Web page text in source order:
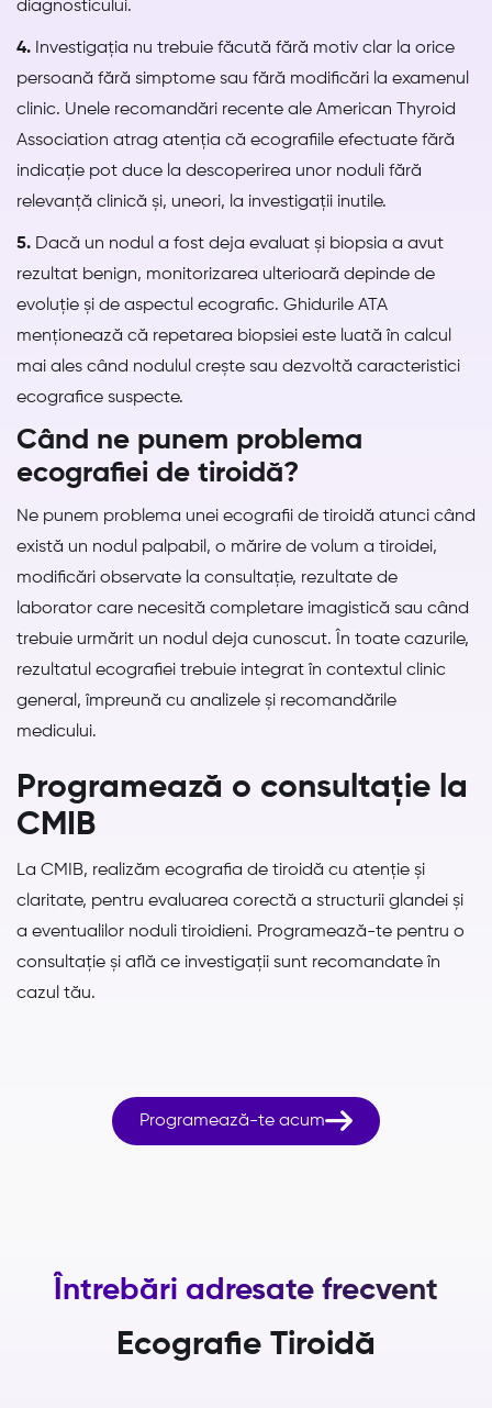
diagnosticului.
4. Investigația nu trebuie făcută fără motiv clar la orice
persoană fără simptome sau fără modificări la examenul
clinic. Unele recomandări recente ale American Thyroid
Association atrag atenția că ecografiile efectuate fără
indicație pot duce la descoperirea unor noduli fără
relevanță clinică și, uneori, la investigații inutile.
5. Dacă un nodul a fost deja evaluat și biopsia a avut
rezultat benign, monitorizarea ulterioară depinde de
evoluție și de aspectul ecografic. Ghidurile ATA
menționează că repetarea biopsiei este luată în calcul
mai ales când nodulul crește sau dezvoltă caracteristici
ecografice suspecte.
Când ne punem problema
ecografiei de tiroidă?
Ne punem problema unei ecografii de tiroidă atunci când
există un nodul palpabil, o mărire de volum a tiroidei,
modificări observate la consultație, rezultate de
laborator care necesită completare imagistică sau când
trebuie urmărit un nodul deja cunoscut. În toate cazurile,
rezultatul ecografiei trebuie integrat în contextul clinic
general, împreună cu analizele și recomandările
medicului.
Programează o consultație la
CMIB
La CMIB, realizăm ecografia de tiroidă cu atenție și
claritate, pentru evaluarea corectă a structurii glandei și
a eventualilor noduli tiroidieni. Programează-te pentru o
consultație și află ce investigații sunt recomandate în
cazul tău.
Programează-te acum
Întrebări adresate frecvent
Ecografie Tiroidă